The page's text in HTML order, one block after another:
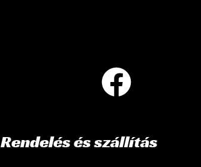
Rendelés és szállítás